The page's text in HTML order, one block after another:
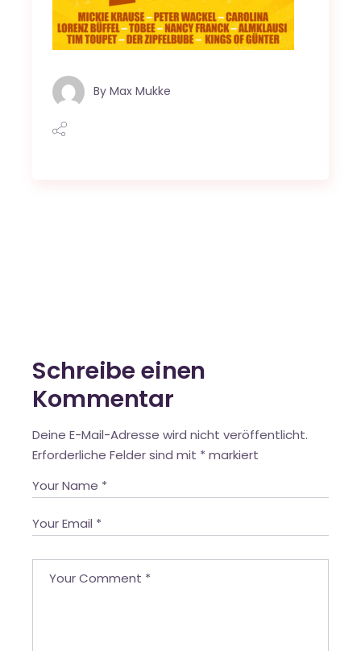
By Max Mukke
Schreibe einen
Kommentar
Deine E-Mail-Adresse wird nicht veröffentlicht.
Erforderliche Felder sind mit * markiert